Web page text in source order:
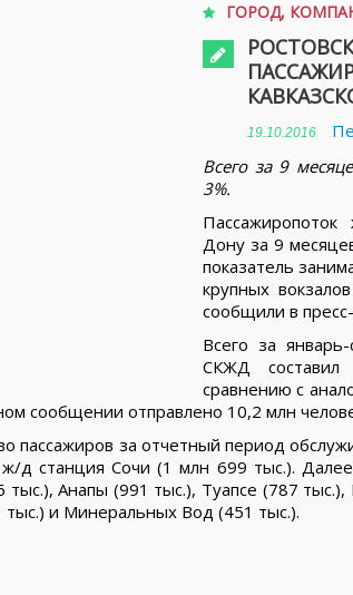
ГОРОД,
19.10.2016
Всего за 9
3%.
Пассажиропоток
Дону за 9
показатель
крупных
сообщили в
Всего за
СКЖД
сравнению с
сообщении отправлено 10,2 млн
пассажиров за отчетный период
д станция Сочи (1 млн 699 тыс.).
тыс.), Анапы (991 тыс.), Туапсе (787
тыс.) и Минеральных Вод (451 тыс.).